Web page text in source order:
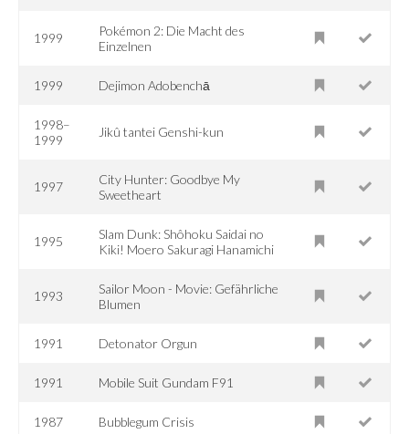
1999
Pokémon 2: Die Macht des
Einzelnen
1999 Dejimon Adobenchā
1998–
1999
Jikû tantei Genshi-kun
1997
City Hunter: Goodbye My
Sweetheart
1995
Slam Dunk: Shôhoku Saidai no
Kiki! Moero Sakuragi Hanamichi
1993
Sailor Moon - Movie: Gefährliche
Blumen
1991 Detonator Orgun
1991 Mobile Suit Gundam F91
1987 Bubblegum Crisis